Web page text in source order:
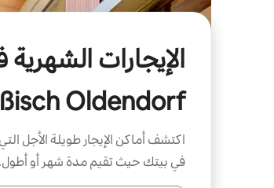
الإيجارات الشهرية
Oldendorf
اكتشف أماكن الإيجار طويلة الأجل
في بيتك حيث تقيم مدة شهر أو أطول.